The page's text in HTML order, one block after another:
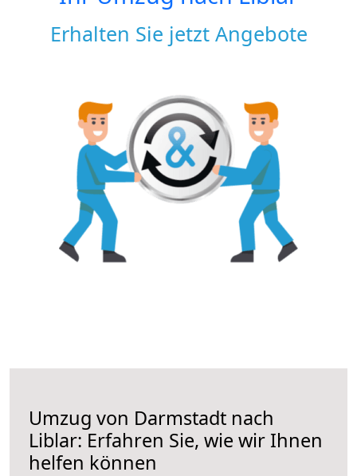
Erhalten Sie jetzt Angebote
Umzug von Darmstadt nach
Liblar: Erfahren Sie, wie wir Ihnen
helfen können